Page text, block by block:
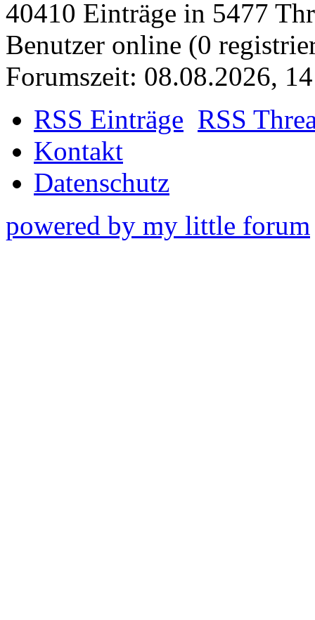
40410 Einträge in 5477
Benutzer online (0
Forumszeit: 08.08.2026,
RSS Einträge RSS
Kontakt
Datenschutz
powered by my little forum